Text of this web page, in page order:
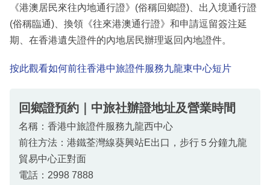
《港澳居民來往內地通行證》(俗稱回鄉證)、出入境通行證
(俗稱臨通)、換領《往來港澳通行證》和申請逗留簽注延
期、在香港遺失證件的內地居民辦理返回內地證件。
按此觀看如何前往香港中旅證件服務九龍東中心短片
回鄉證預約｜中旅社辦證地址及營業時間
名稱：香港中旅證件服務九龍西中心
前往方法：港鐵荃灣線葵興站E出口，步行５分鐘九龍
貿易中心正對面
電話：2998 7888